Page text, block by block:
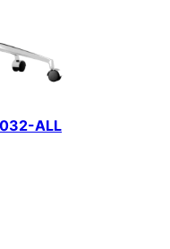
ALL